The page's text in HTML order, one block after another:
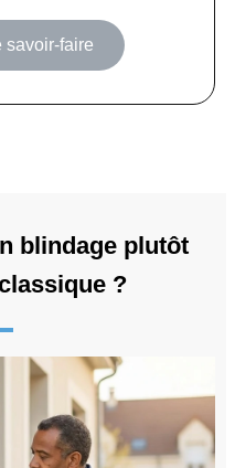
savoir-faire
blindage plutôt
?